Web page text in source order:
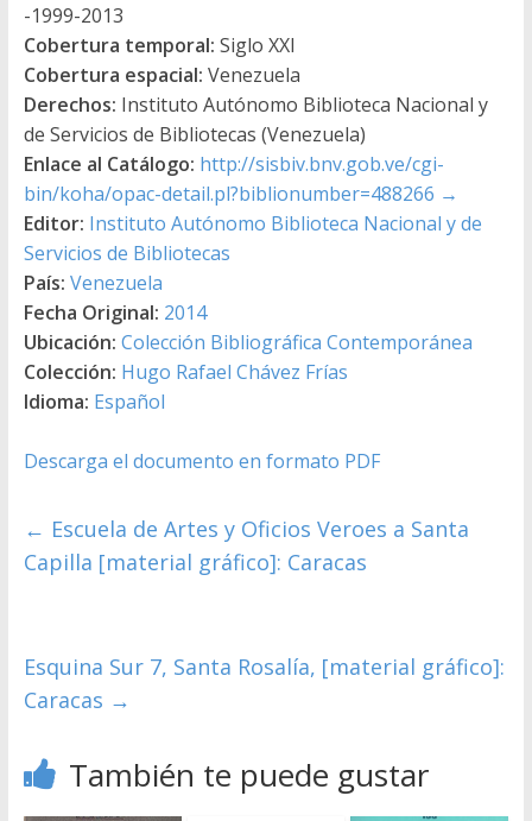
-1999-2013
Cobertura temporal: Siglo XXI
Cobertura espacial: Venezuela
Derechos: Instituto Autónomo Biblioteca Nacional y
de Servicios de Bibliotecas (Venezuela)
Enlace al Catálogo: http://sisbiv.bnv.gob.ve/cgi-
bin/koha/opac-detail.pl?biblionumber=488266 →
Editor: Instituto Autónomo Biblioteca Nacional y de
Servicios de Bibliotecas
País: Venezuela
Fecha Original: 2014
Ubicación: Colección Bibliográfica Contemporánea
Colección: Hugo Rafael Chávez Frías
Idioma: Español
Descarga el documento en formato PDF
← Escuela de Artes y Oficios Veroes a Santa
Capilla [material gráfico]: Caracas
Esquina Sur 7, Santa Rosalía, [material gráfico]:
Caracas →
También te puede gustar